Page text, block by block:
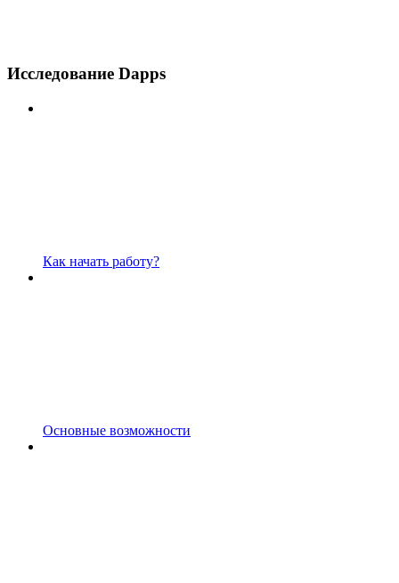
Исследование Dapps
Как начать работу?
Основные возможности